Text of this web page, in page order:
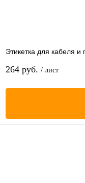
Этикетка для кабеля
264 руб. / лист